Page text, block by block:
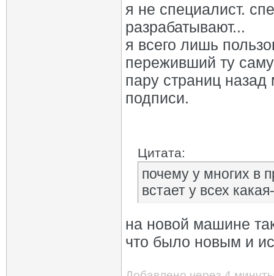
я не специалист.
разрабатывают...
я всего лишь
переживший ту
пару страниц
подписи.
Цитата:
почему у многих в
встает у всех
на новой машине
что было новым и